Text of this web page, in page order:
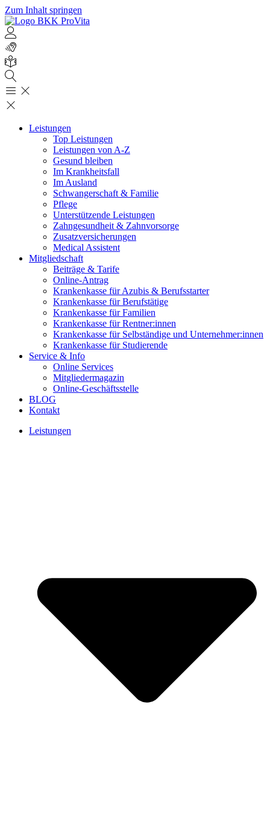
Zum Inhalt springen
Leistungen
Top Leistungen
Leistungen von A-Z
Gesund bleiben
Im Krankheitsfall
Im Ausland
Schwangerschaft & Familie
Pflege
Unterstützende Leistungen
Zahngesundheit & Zahnvorsorge
Zusatzversicherungen
Medical Assistent
Mitgliedschaft
Beiträge & Tarife
Online-Antrag
Krankenkasse für Azubis & Berufsstarter
Krankenkasse für Berufstätige
Krankenkasse für Familien
Krankenkasse für Rentner:innen
Krankenkasse für Selbständige und Unternehmer:innen
Krankenkasse für Studierende
Service & Info
Online Services
Mitgliedermagazin
Online-Geschäftsstelle
BLOG
Kontakt
Leistungen